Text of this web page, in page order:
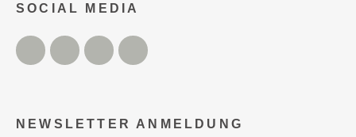
SOCIAL MEDIA
Twitter FacebookInstagram
NEWSLETTER ANMELDUNG